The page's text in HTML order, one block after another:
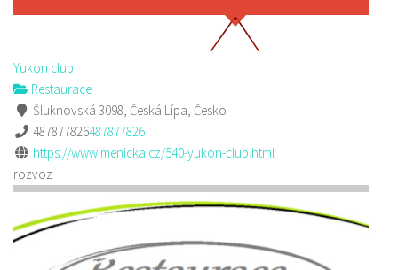
Yukon club
Restaurace
Šluknovská 3098, Česká Lípa, Česko
487877826487877826
https://www.menicka.cz/540-yukon-club.html
rozvoz